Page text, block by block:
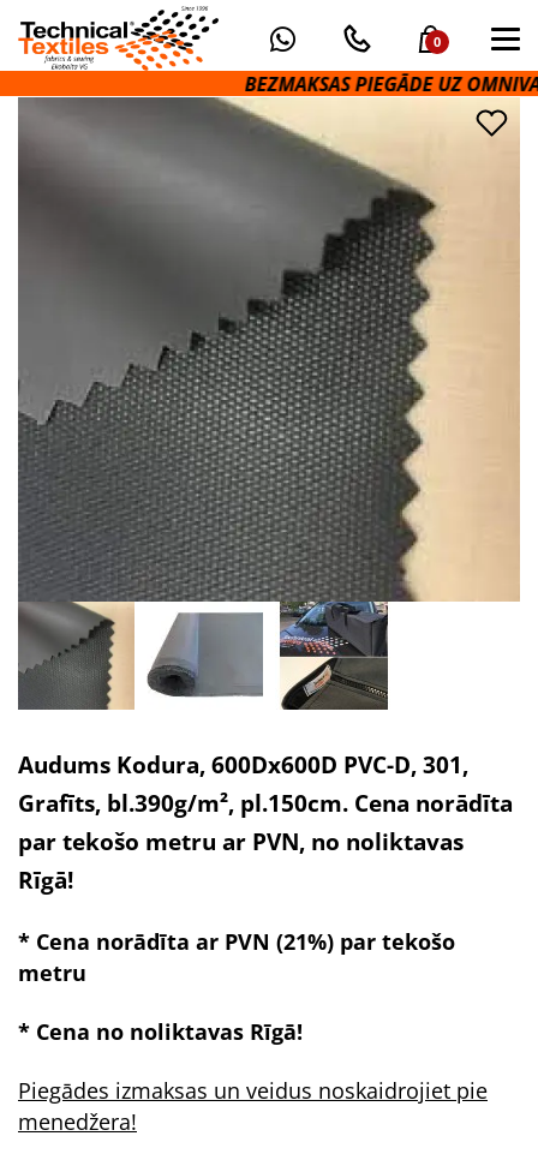
0
BEZMAKSAS PIEGĀDE UZ
Audums Kodura, 600Dx600D PVC-D, 301,
Grafīts, bl.390g/m², pl.150cm. Cena norādīta
par tekošo metru ar PVN, no noliktavas
Rīgā!
* Cena norādīta ar PVN (21%) par tekošo
metru
* Cena no noliktavas Rīgā!
Piegādes izmaksas un veidus noskaidrojiet pie
menedžera!